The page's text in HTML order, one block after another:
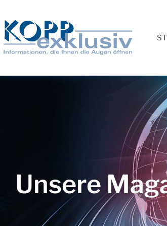
Unsere